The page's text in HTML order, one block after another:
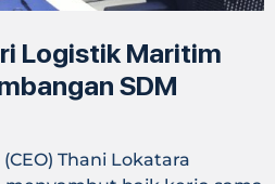
Logistik Maritim
SDM
Thani Lokatara